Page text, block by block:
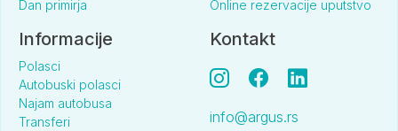
Dan primirja
Online rezervacije uputstvo
Informacije
Polasci
Autobuski polasci
Najam autobusa
Transferi
Kontakt
info@argus.rs